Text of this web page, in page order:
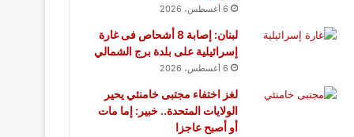
6 أغسطس، 2026
لبنان: إصابة 8 أشحاص فى غارة
إسرائيلية على بلدة برج الشمالي
6 أغسطس، 2026
لغز اختفاء مجتبى خامنئي يحير
الولايات المتحدة.. خبير: إما مات
أو أصبح عاجزا